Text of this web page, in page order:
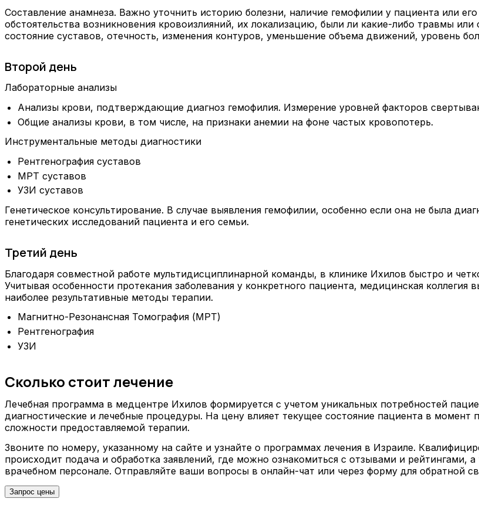
Составление анамнеза. Важно уточнить историю болезни, наличие гемофилии у пациента или
обстоятельства возникновения кровоизлияний, их локализацию, были ли какие-либо травмы
состояние суставов, отечность, изменения контуров, уменьшение объема движений, уровень
Второй день
Лабораторные анализы
Анализы крови, подтверждающие диагноз гемофилия. Измерение уровней факторов
Общие анализы крови, в том числе, на признаки анемии на фоне частых кровопотерь.
Инструментальные методы диагностики
Рентгенография суставов
МРТ суставов
УЗИ суставов
Генетическое консультирование. В случае выявления гемофилии, особенно если она не была
генетических исследований пациента и его семьи.
Третий день
Благодаря совместной работе мультидисциплинарной команды, в клинике Ихилов быстро и
Учитывая особенности протекания заболевания у конкретного пациента, медицинская
наиболее результативные методы терапии.
Магнитно-Резонансная Томография (МРТ)
Рентгенография
УЗИ
Сколько стоит лечение
Лечебная программа в медцентре Ихилов формируется с учетом уникальных потребностей
диагностические и лечебные процедуры. На цену влияет текущее состояние пациента в момент
сложности предоставляемой терапии.
Звоните по номеру, указанному на сайте и узнайте о программах лечения в Израиле.
происходит подача и обработка заявлений, где можно ознакомиться с отзывами и рейтингами,
врачебном персонале. Отправляйте ваши вопросы в онлайн-чат или через форму для обратной
Запрос цены